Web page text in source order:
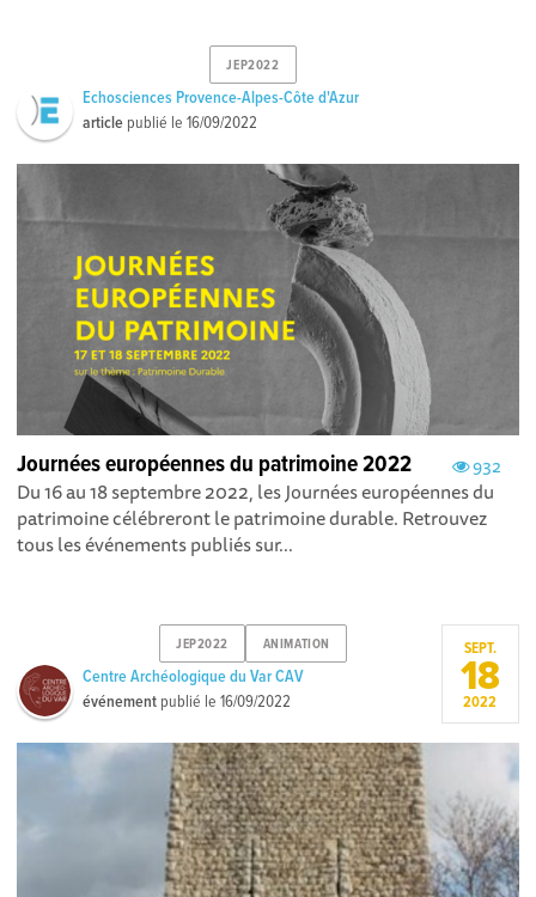
JEP2022
Echosciences Provence-Alpes-Côte d'Azur
article publié le16/09/2022
932
Journées européennes du patrimoine 2022
Du 16 au 18 septembre 2022, les Journées européennes du
patrimoine célébreront le patrimoine durable. Retrouvez
tous les événements publiés sur...
JEP2022 ANIMATION
Centre Archéologique du Var CAV
événement publié le16/09/2022
SEPT.
18
2022